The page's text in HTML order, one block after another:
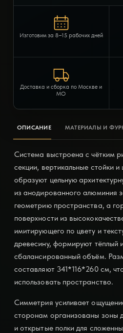
Изготовим за 8–15 рабочих дней
Доставка и сборка по Москве и
МО
ОПИСАНИЕ МАТЕРИАЛЫ И
Система выстроена с чётким
секции, вертикальные стойки
образуют цельную
из анодированного алюминия
геометрию пространства, а
поверхности из
имитирующего по цвету и
древесину, формируют тёплый
сбалансированный объём.
составляют 341*116*260 см,
использовать пространство.
Симметрия усиливает
сторонам организованы зоны
и открытые полки для